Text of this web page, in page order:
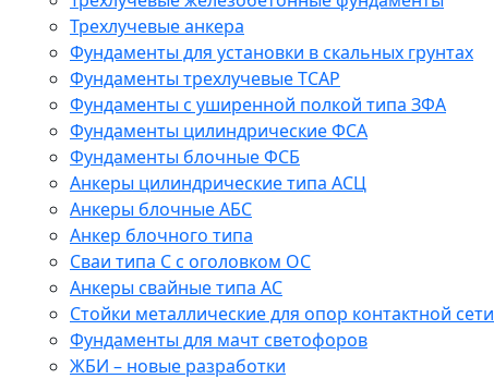
Трехлучевые анкера
Фундаменты для установки в скальных грунтах
Фундаменты трехлучевые ТСАР
Фундаменты с уширенной полкой типа ЗФА
Фундаменты цилиндрические ФСА
Фундаменты блочные ФСБ
Анкеры цилиндрические типа АСЦ
Анкеры блочные АБС
Анкер блочного типа
Сваи типа С с оголовком ОС
Анкеры свайные типа АС
Стойки металлические для опор контактной сети
Фундаменты для мачт светофоров
ЖБИ – новые разработки